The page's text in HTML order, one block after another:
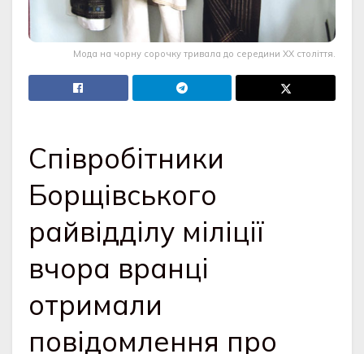
Мода на чорну сорочку тривала до середини ХХ століття.
Співробітники
Борщівського
райвідділу міліції
вчора вранці
отримали
повідомлення про